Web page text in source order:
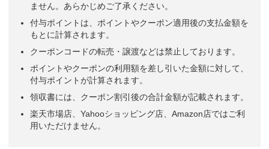
ません。あらかじめご了承ください。
付与ポイントは、ポイントやクーポン適用後の支払金額を
もとに計算されます。
クーポンコードの転売・譲渡などは禁止しております。
ポイントやクーポンの利用額を差し引いた金額に対して、
付与ポイントが計算されます。
領収書には、クーポン割引後の合計金額が記載されます。
楽天市場店、Yahooショッピング店、Amazon店ではご利
用いただけません。